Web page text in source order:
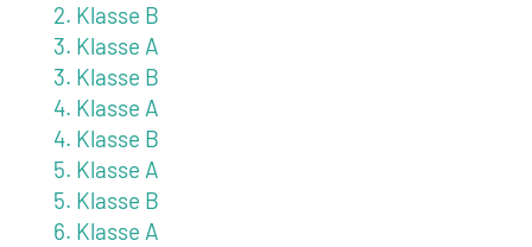
2. Klasse B
3. Klasse A
3. Klasse B
4. Klasse A
4. Klasse B
5. Klasse A
5. Klasse B
6. Klasse A